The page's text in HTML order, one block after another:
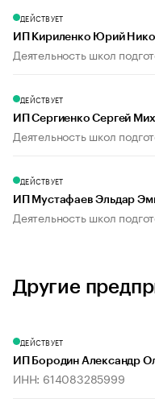
ДЕЙСТВУЕТ
ИП Кириленко Юрий
Деятельность школ
ДЕЙСТВУЕТ
ИП Сергиенко Сергей
Деятельность школ
ДЕЙСТВУЕТ
ИП Мустафаев Эльдар
Деятельность школ
Другие
ДЕЙСТВУЕТ
ИП Бородин Александр
ИНН: 614083285999